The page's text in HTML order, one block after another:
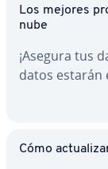
Los mejores
nube
¡Asegura tus
datos estarán
Cómo